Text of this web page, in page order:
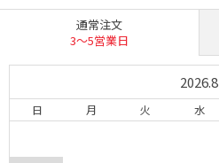
通常注文
3〜5営業日
2026.8
日 月 火 水